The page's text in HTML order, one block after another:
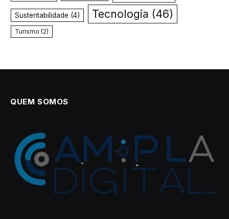
Sustentabilidade (4) Tecnologia (46)
Turismo (2)
QUEM SOMOS